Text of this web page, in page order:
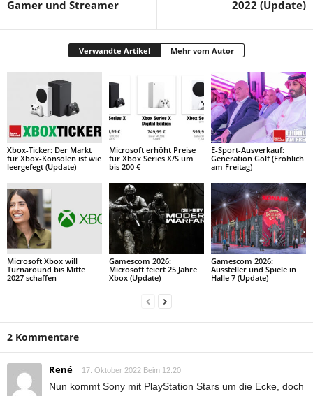
Gamer und Streamer
2022 (Update)
Verwandte Artikel Mehr vom Autor
Xbox-Ticker: Der Markt
für Xbox-Konsolen ist wie
leergefegt (Update)
Microsoft erhöht Preise
für Xbox Series X/S um
bis 200 €
E-Sport-Ausverkauf:
Generation Golf (Fröhlich
am Freitag)
Microsoft Xbox will
Turnaround bis Mitte
2027 schaffen
Gamescom 2026:
Microsoft feiert 25 Jahre
Xbox (Update)
Gamescom 2026:
Aussteller und Spiele in
Halle 7 (Update)
2 Kommentare
René 17. Oktober 2022 Beim 12:20
Nun kommt Sony mit PlayStation Stars um die Ecke, doch